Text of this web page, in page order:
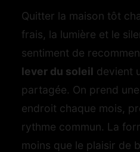
Quitter la maison tôt
frais, la lumière et le
sentiment de
lever du soleil devient
partagée. On prend
endroit chaque mois,
rythme commun. La
moins que le plaisir de